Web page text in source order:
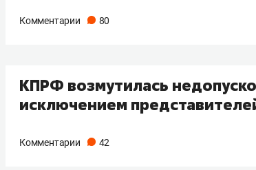
Комментарии 80
КПРФ возмутилась
исключением
Комментарии 42